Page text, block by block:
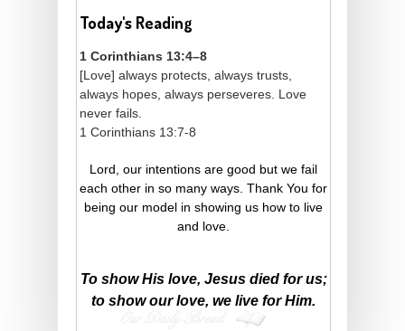
Today's Reading
1 Corinthians 13:4–8
[Love] always protects, always trusts,
always hopes, always perseveres. Love
never fails.
1 Corinthians 13:7-8
Lord, our intentions are good but we fail
each other in so many ways. Thank You for
being our model in showing us how to live
and love.
To show His love, Jesus died for us;
to show our love, we live for Him.